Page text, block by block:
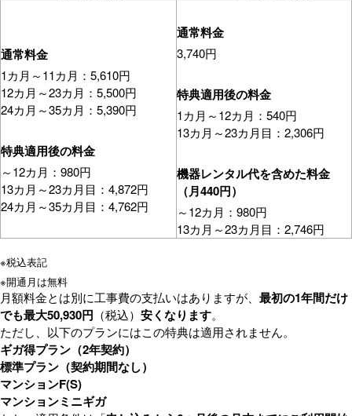
通常料金
1カ月～11カ月：5,610円
12カ月～23カ月：5,500円
24カ月～35カ月：5,390円
特典適用後の料金
～12カ月：980円
13カ月～23カ月目：4,872円
24カ月～35カ月目：4,762円
通常料金
3,740円
特典適用後の料金
1カ月～12カ月：540円
13カ月～23カ月目：2,306円
機器レンタル代を含めた料金
（月440円）
～12カ月：980円
13カ月～23カ月目：2,746円
※税込表記
※開通月は無料
月額料金とは別に工事費の支払いはありますが、 最初の1年間だけ
でも最大50,930円 （税込） 安くなります。
ただし、以下のプランにはこの特典は適用されません。
ギガ得プラン（2年契約）
標準プラン（契約期間なし）
マンションF(S)
マンションミニギガ